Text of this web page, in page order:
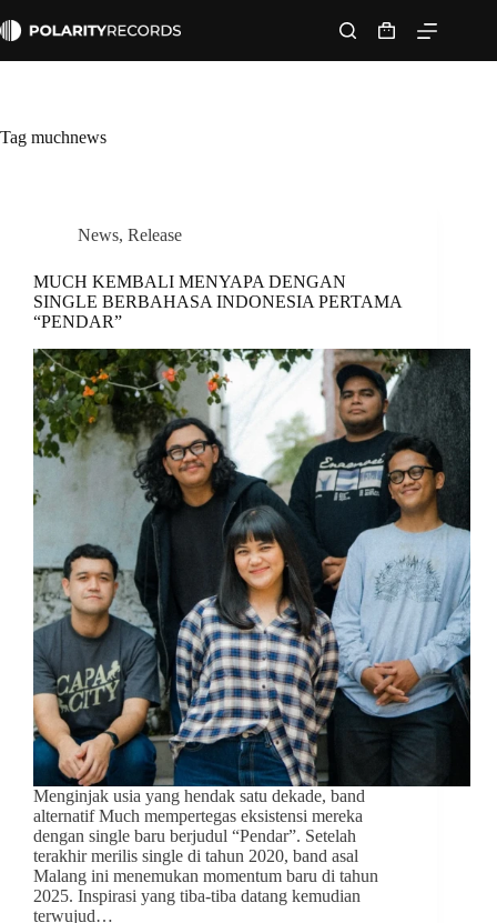
to
Shopping
cart
Tag muchnews
News, Release
MUCH KEMBALI MENYAPA DENGAN
SINGLE BERBAHASA INDONESIA PERTAMA
“PENDAR”
Menginjak usia yang hendak satu dekade, band
alternatif Much mempertegas eksistensi mereka
dengan single baru berjudul “Pendar”. Setelah
terakhir merilis single di tahun 2020, band asal
Malang ini menemukan momentum baru di tahun
2025. Inspirasi yang tiba-tiba datang kemudian
terwujud…